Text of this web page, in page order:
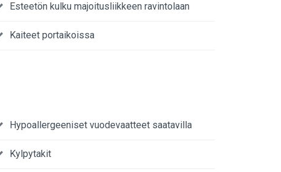
Esteetön kulku majoitusliikkeen ravintolaan
Kaiteet portaikoissa
Hypoallergeeniset vuodevaatteet saatavilla
Kylpytakit